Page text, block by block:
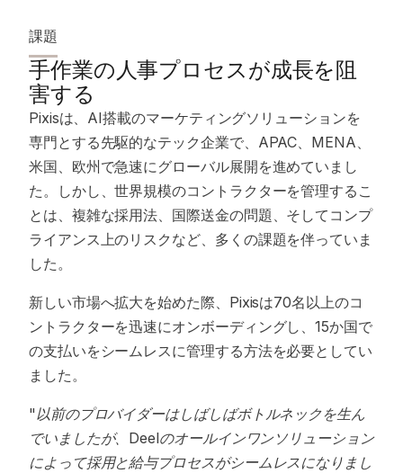
課題
手作業の人事プロセスが成長を阻
害する
Pixisは、AI搭載のマーケティングソリューションを
専門とする先駆的なテック企業で、APAC、MENA、
米国、欧州で急速にグローバル展開を進めていまし
た。しかし、世界規模のコントラクターを管理するこ
とは、複雑な採用法、国際送金の問題、そしてコンプ
ライアンス上のリスクなど、多くの課題を伴っていま
した。
新しい市場へ拡大を始めた際、Pixisは70名以上のコ
ントラクターを迅速にオンボーディングし、15か国で
の支払いをシームレスに管理する方法を必要としてい
ました。
"以前のプロバイダーはしばしばボトルネックを生ん
でいましたが、Deelのオールインワンソリューション
によって採用と給与プロセスがシームレスになりまし